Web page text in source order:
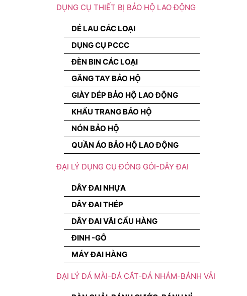
DỤNG CỤ THIẾT BỊ BẢO HỘ LAO ĐỘNG
DẺ LAU CÁC LOẠI
DỤNG CỤ PCCC
ĐÈN BIN CÁC LOẠI
GĂNG TAY BẢO HỘ
GIÀY DÉP BẢO HỘ LAO ĐỘNG
KHẨU TRANG BẢO HỘ
NÓN BẢO HỘ
QUẦN ÁO BẢO HỘ LAO ĐỘNG
ĐẠI LÝ DỤNG CỤ ĐÓNG GÓI-DÂY ĐAI
DÂY ĐAI NHỰA
DÂY ĐAI THÉP
DÂY ĐAI VÃI CẨU HÀNG
ĐINH -GỖ
MÁY ĐAI HÀNG
ĐẠI LÝ ĐÁ MÀI-ĐÁ CẮT-ĐÁ NHÁM-BÁNH VẢI